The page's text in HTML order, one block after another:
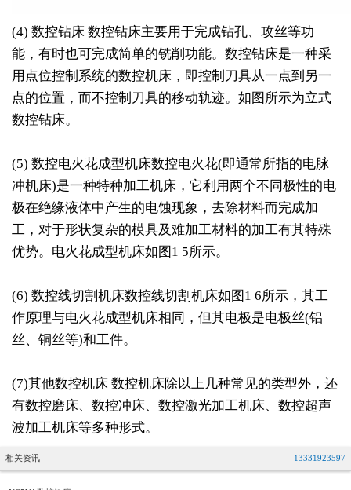
(4) 数控钻床 数控钻床主要用于完成钻孔、攻丝等功
能，有时也可完成简单的铣削功能。数控钻床是一种采
用点位控制系统的数控机床，即控制刀具从一点到另一
点的位置，而不控制刀具的移动轨迹。如图所示为立式
数控钻床。
(5) 数控电火花成型机床数控电火花(即通常所指的电脉
冲机床)是一种特种加工机床，它利用两个不同极性的电
极在绝缘液体中产生的电蚀现象，去除材料而完成加
工，对于形状复杂的模具及难加工材料的加工有其特殊
优势。电火花成型机床如图1 5所示。
(6) 数控线切割机床数控线切割机床如图1 6所示，其工
作原理与电火花成型机床相同，但其电极是电极丝(铝
丝、铜丝等)和工件。
(7)其他数控机床 数控机床除以上几种常见的类型外，还
有数控磨床、数控冲床、数控激光加工机床、数控超声
波加工机床等多种形式。
相关资讯 13331923597